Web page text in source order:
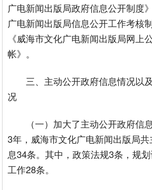
广电新闻出版局政府信息公开制度
广电新闻出版局信息公开工作考核
《威海市文化广电新闻出版局网上
帐》。
三、主动公开政府信息情况以
况
（一）加大了主动公开政府信
3年，威海市文化广电新闻出版局
息34条。其中，政策法规3条，规
工作28条。